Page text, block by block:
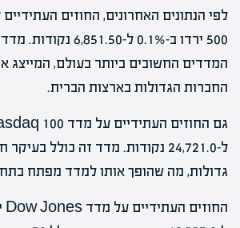
500 ירדו ב-0.1% ל-
החברות הגדולות בארצות הברית.
ל-24,721.0 נקודות. מדד זה כולל
גדולות, מה שהופך אותו למדד מפתח